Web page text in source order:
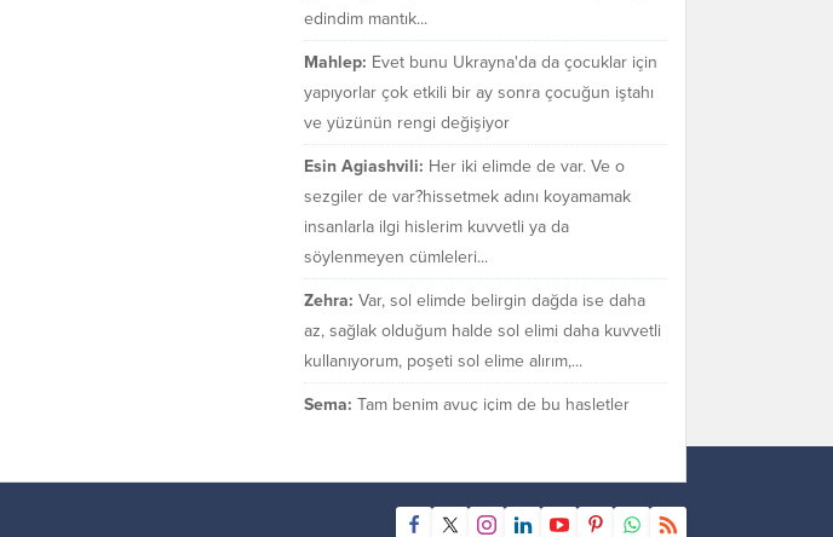
edindim mantık...
Mahlep: Evet bunu Ukrayna'da da çocuklar için
yapıyorlar çok etkili bir ay sonra çocuğun iştahı
ve yüzünün rengi değişiyor
Esin Agiashvili: Her iki elimde de var. Ve o
sezgiler de var?hissetmek adını koyamamak
insanlarla ilgi hislerim kuvvetli ya da
söylenmeyen cümleleri...
Zehra: Var, sol elimde belirgin dağda ise daha
az, sağlak olduğum halde sol elimi daha kuvvetli
kullanıyorum, poşeti sol elime alırım,...
Sema: Tam benim avuç içim de bu hasletler